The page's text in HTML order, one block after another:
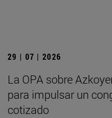
29 | 07 | 2026
La OPA sobre
para impulsar un
cotizado